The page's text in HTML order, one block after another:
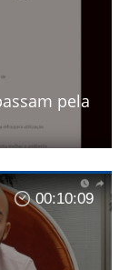
pela
00:10:09